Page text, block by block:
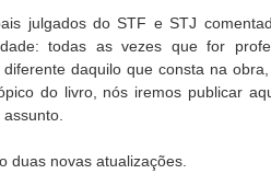
julgados do STF e STJ
todas as vezes que for
daquilo que consta na
do livro, nós iremos publicar
duas novas atualizações.